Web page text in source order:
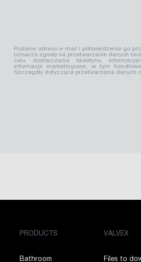
Podanie adresu e-mail i potwierdzenie go
oznacza zgodę na przetwarzanie danych
celu dostarczania biuletynu
informacje marketingowe, w tym
Szczegóły dotyczące przetwarzania danych
PRODUCTS
Bathroom
VALVEX
Files to